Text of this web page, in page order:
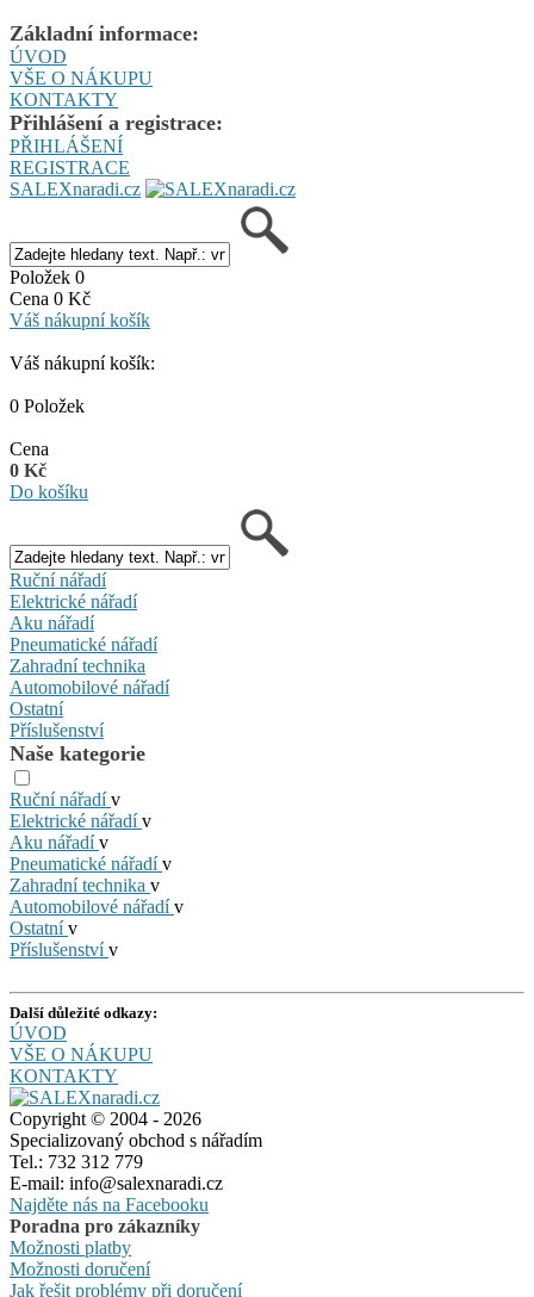
Základní informace:
ÚVOD
VŠE O NÁKUPU
KONTAKTY
Přihlášení a registrace:
PŘIHLÁŠENÍ
REGISTRACE
SALEXnaradi.cz
Položek 0
Cena 0 Kč
Váš nákupní košík
Váš nákupní košík:
0 Položek
Cena
0 Kč
Do košíku
Ruční nářadí
Elektrické nářadí
Aku nářadí
Pneumatické nářadí
Zahradní technika
Automobilové nářadí
Ostatní
Příslušenství
Naše kategorie
Ruční nářadív
Elektrické nářadív
Aku nářadív
Pneumatické nářadív
Zahradní technika v
Automobilové nářadív
Ostatnív
Příslušenstvív
Další důležité odkazy:
ÚVOD
VŠE O NÁKUPU
KONTAKTY
Copyright © 2004 - 2026
Specializovaný obchod s nářadím
Tel.: 732 312 779
E-mail: info@salexnaradi.cz
Najděte nás na Facebooku
Poradna pro zákazníky
Možnosti platby
Možnosti doručení
Jak řešit problémy při doručení